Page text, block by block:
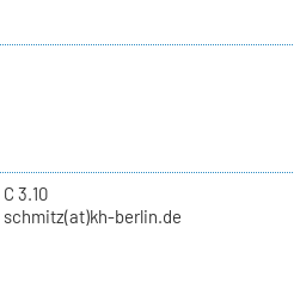
C 3.10
schmitz(at)kh-berlin.de